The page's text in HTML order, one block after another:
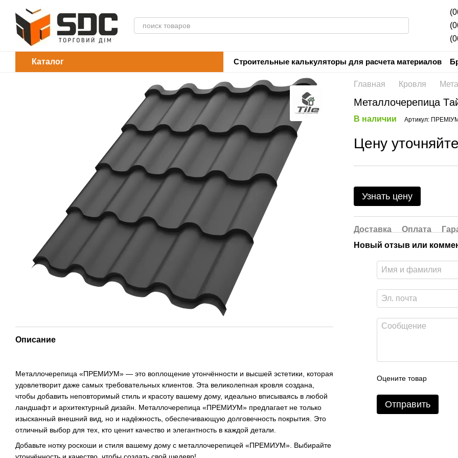
Перейти к основному контенту
Каталог Строительные калькуляторы для расчета материалов
Описание
Металлочерепица «ПРЕМИУМ» — это воплощение утончённости и высшей эстетики, которая
удовлетворит даже самых требовательных клиентов. Эта великолепная кровля создана,
чтобы добавить неповторимый стиль и красоту вашему дому, идеально вписываясь в любой
ландшафт и архитектурный дизайн. Металлочерепица «ПРЕМИУМ» предлагает не только
изысканный внешний вид, но и надёжность, обеспечивающую долговечность покрытия. Это
отличный выбор для тех, кто ценит качество и элегантность в каждой детали.
Добавьте нотку роскоши и стиля вашему дому с металлочерепицей «ПРЕМИУМ». Выбирайте
Главная Кровля
Металлочерепица
В наличии Артикул: ПРЕМІУМ
Цену уточняйте
Узнать цену
Доставка Оплата
Новый отзыв или
Оцените товар
Отправить